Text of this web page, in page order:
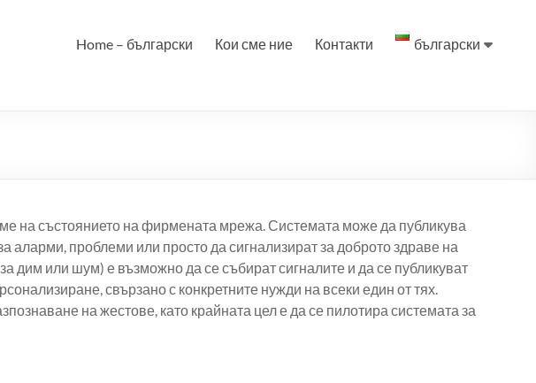
Home – български Кои сме ние Контакти български
на състоянието на фирмената мрежа. Системата може да публикува
аларми, проблеми или просто да сигнализират за доброто здраве на
дим или шум) е възможно да се събират сигналите и да се публикуват
свързано с конкретните нужди на всеки един от тях.
на жестове, като крайната цел е да се пилотира системата за